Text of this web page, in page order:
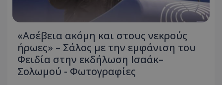
«Ασέβεια ακόμη και στους νεκρούς
ήρωες» – Σάλος με την εμφάνιση του
Φειδία στην εκδήλωση Ισαάκ–
Σολωμού - Φωτογραφίες